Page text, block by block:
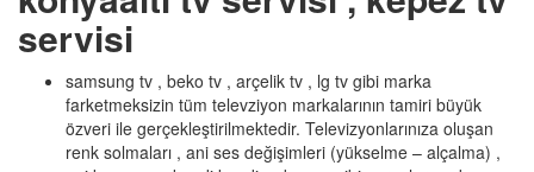
servisi
samsung tv , beko tv , arçelik tv , lg tv gibi marka
farketmeksizin tüm televziyon markalarının tamiri büyük
özveri ile gerçekleştirilmektedir. Televizyonlarınıza oluşan
renk solmaları , ani ses değişimleri (yükselme – alçalma) ,